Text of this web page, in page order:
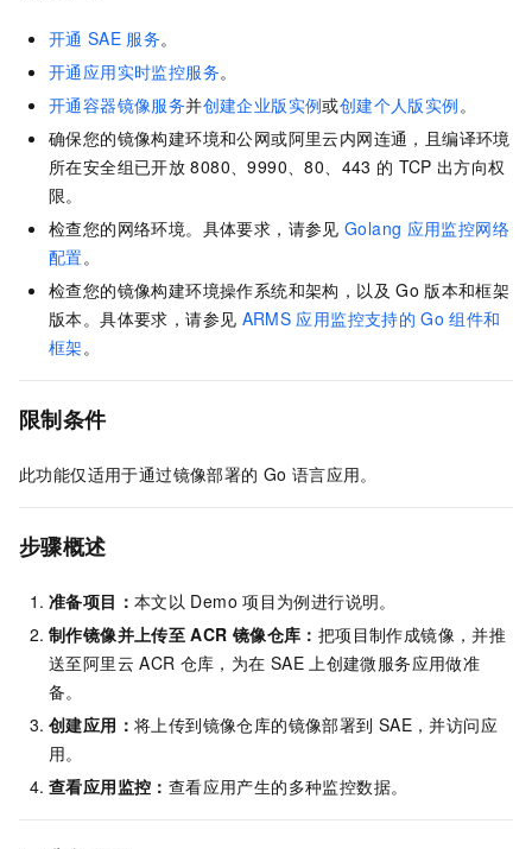
开通 SAE 服务。
开通应用实时监控服务。
开通容器镜像服务并创建企业版实例或创建个人版实例。
确保您的镜像构建环境和公网或阿里云内网连通，且编译环境
所在安全组已开放 8080、9990、80、443 的 TCP 出方向权
限。
检查您的网络环境。具体要求，请参见 Golang 应用监控网络
配置。
检查您的镜像构建环境操作系统和架构，以及 Go 版本和框架
版本。具体要求，请参见 ARMS 应用监控支持的 Go 组件和
框架。
限制条件
此功能仅适用于通过镜像部署的 Go 语言应用。
步骤概述
准备项目： 本文以 Demo 项目为例进行说明。
制作镜像并上传至 ACR 镜像仓库： 把项目制作成镜像，并推
送至阿里云 ACR 仓库，为在 SAE 上创建微服务应用做准
备。
创建应用： 将上传到镜像仓库的镜像部署到 SAE，并访问应
用。
查看应用监控： 查看应用产生的多种监控数据。